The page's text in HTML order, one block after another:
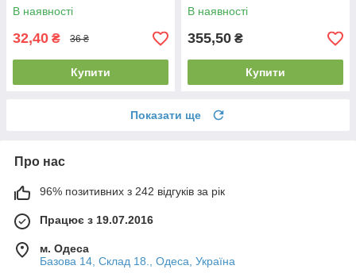
В наявності
32,40 ₴ 36 ₴
Купити
В наявності
355,50 ₴
Купити
Показати ще
Про нас
96% позитивних з 242 відгуків за рік
Працює з 19.07.2016
м. Одеса
Базова 14, Склад 18., Одеса, Україна